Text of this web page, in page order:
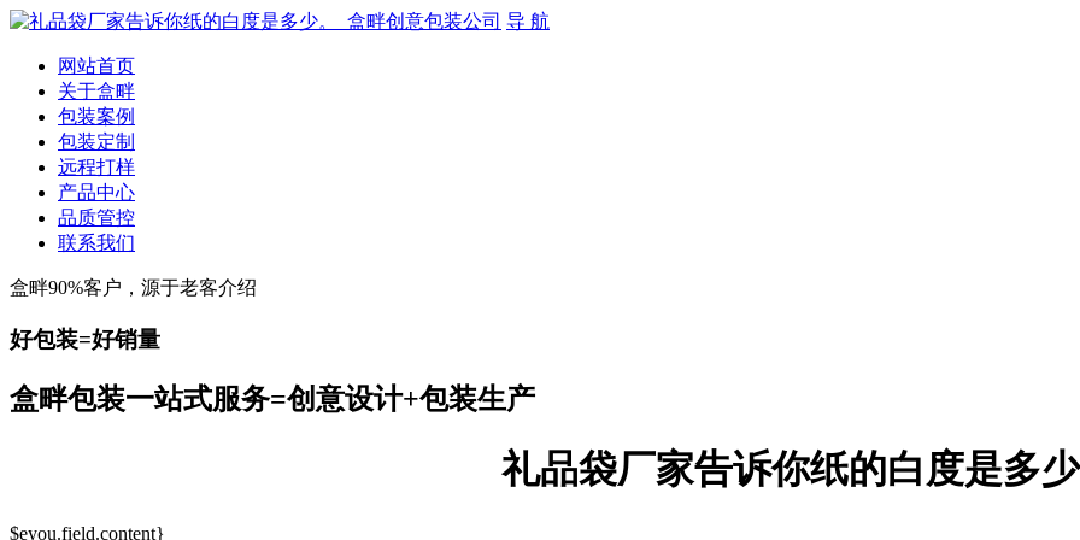
导 航
网站首页
关于盒畔
包装案例
包装定制
远程打样
产品中心
品质管控
联系我们
盒畔90%客户，源于老客介绍
好包装=好销量
盒畔包装一站式服务=创意设计+包装生产
礼品袋厂家告诉你纸的白度是多
$eyou.field.content}